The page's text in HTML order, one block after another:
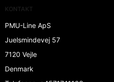
KONTAKT
PMU-Line ApS
Juelsmindevej 57
7120 Vejle
Denmark